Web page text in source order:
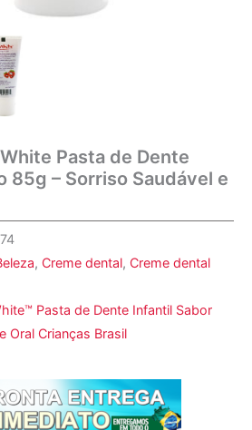
Pasta de Dente
85g – Sorriso Saudável e
, Creme dental, Creme dental
Pasta de Dente Infantil Sabor
Oral Crianças Brasil